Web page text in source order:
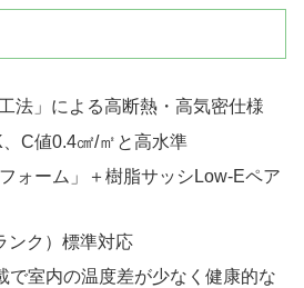
法」による高断熱・高気密仕様
C値0.4㎠/㎡と高水準
ォーム」＋樹脂サッシLow-Eペア
ンク）標準対応
で室内の温度差が少なく健康的な